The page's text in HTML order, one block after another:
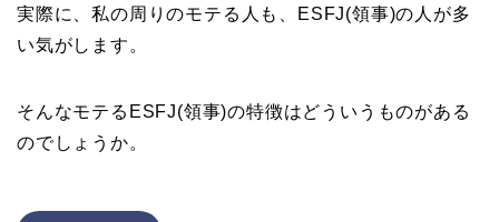
実際に、私の周りのモテる人も、ESFJ(領事)の人が多
い気がします。
そんなモテるESFJ(領事)の特徴はどういうものがある
のでしょうか。